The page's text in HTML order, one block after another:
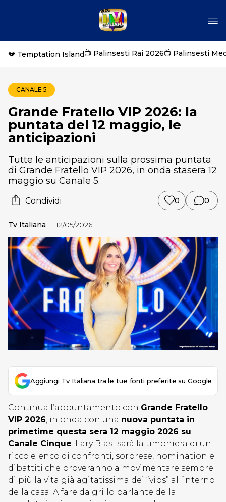
💔 Temptation Island📺 Palinsesti Rai 2026📺 Palinsesti
CANALE 5
Grande Fratello VIP 2026: la
puntata del 12 maggio, le
anticipazioni
Tutte le anticipazioni sulla prossima puntata
di Grande Fratello VIP 2026, in onda stasera 12
maggio su Canale 5.
Condividi 0 0
Tv Italiana 12/05/2026
Aggiungi Tv Italiana tra le tue fonti preferite su Google
Continua l’appuntamento con Grande Fratello
VIP 2026, in onda con una nuova puntata in
primetime questa sera 12 maggio 2026 su
Canale Cinque. Ilary Blasi sarà la timoniera di un
ricco elenco di confronti, sorprese, nomination e
dibattiti che proveranno a movimentare sempre
di più la vita già agitatissima dei “vips” all’interno
della casa. A fare da grillo parlante della